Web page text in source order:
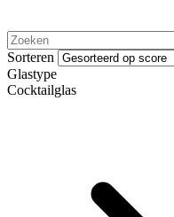
Sorteren
Glastype
Cocktailglas